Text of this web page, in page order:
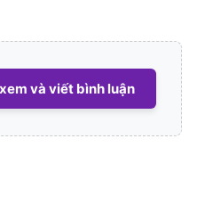
và viết bình luận